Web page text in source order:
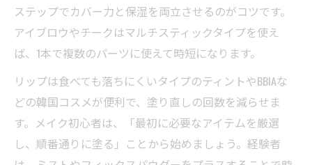
ステップでカバー力と保湿を両立させるのがコツです。
アイブロウやチークはマルチスティックタイプを使え
ば、1本で複数のパーツに使えて時短になります。
リップは食べても落ちにくいタイプのティントやBBIAな
どの韓国コスメが便利で、塗り直しの回数を減らせま
す。メイク初心者は、「最初に必要なアイテムを厳選
し、順番通りに塗る」ことから始めましょう。経験者